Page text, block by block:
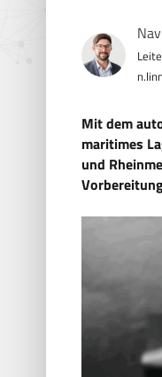
Mit dem
maritimes
und